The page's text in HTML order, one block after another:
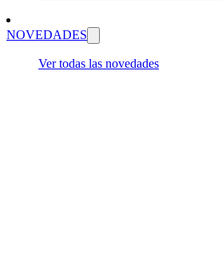
NOVEDADES
Ver todas las novedades